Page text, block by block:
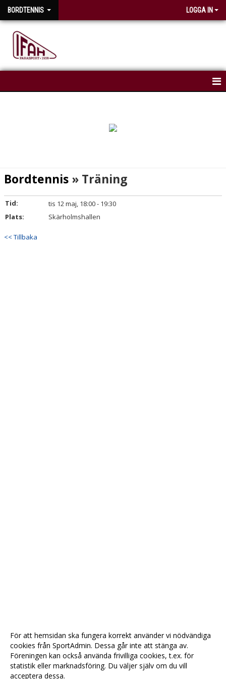
BORDTENNIS LOGGA IN
Bordtennis » Träning
Tid:
tis 12 maj, 18:00 - 19:30
Plats:
Skärholmshallen
<< Tillbaka
För att hemsidan ska fungera korrekt använder vi nödvändiga
cookies från SportAdmin. Dessa går inte att stänga av.
Föreningen kan också använda frivilliga cookies, t.ex. för
statistik eller marknadsföring. Du väljer själv om du vill
acceptera dessa.